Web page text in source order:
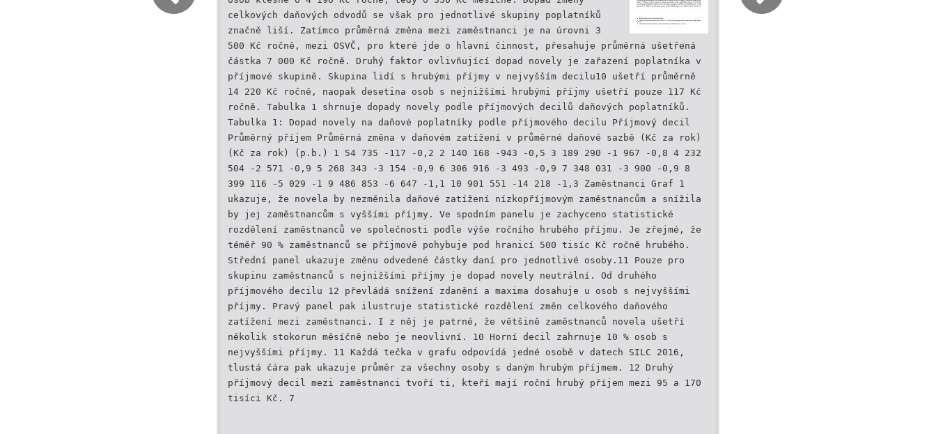
celkových daňových odvodů se však pro jednotlivé skupiny poplatníků
značně liší. Zatímco průměrná změna mezi zaměstnanci je na úrovni 3
500 Kč ročně, mezi OSVČ, pro které jde o hlavní činnost, přesahuje průměrná ušetřená
částka 7 000 Kč ročně. Druhý faktor ovlivňující dopad novely je zařazení poplatníka v
příjmové skupině. Skupina lidí s hrubými příjmy v nejvyšším decilu10 ušetří průměrně
14 220 Kč ročně, naopak desetina osob s nejnižšími hrubými příjmy ušetří pouze 117 Kč
ročně. Tabulka 1 shrnuje dopady novely podle příjmových decilů daňových poplatníků.
Tabulka 1: Dopad novely na daňové poplatníky podle příjmového decilu Příjmový decil
Průměrný příjem Průměrná změna v daňovém zatížení v průměrné daňové sazbě (Kč za rok)
(Kč za rok) (p.b.) 1 54 735 -117 -0,2 2 140 168 -943 -0,5 3 189 290 -1 967 -0,8 4 232
504 -2 571 -0,9 5 268 343 -3 154 -0,9 6 306 916 -3 493 -0,9 7 348 031 -3 900 -0,9 8
399 116 -5 029 -1 9 486 853 -6 647 -1,1 10 901 551 -14 218 -1,3 Zaměstnanci Graf 1
ukazuje, že novela by nezměnila daňové zatížení nízkopříjmovým zaměstnancům a snížila
by jej zaměstnancům s vyššími příjmy. Ve spodním panelu je zachyceno statistické
rozdělení zaměstnanců ve společnosti podle výše ročního hrubého příjmu. Je zřejmé, že
téměř 90 % zaměstnanců se příjmově pohybuje pod hranicí 500 tisíc Kč ročně hrubého.
Střední panel ukazuje změnu odvedené částky daní pro jednotlivé osoby.11 Pouze pro
skupinu zaměstnanců s nejnižšími příjmy je dopad novely neutrální. Od druhého
příjmového decilu 12 převládá snížení zdanění a maxima dosahuje u osob s nejvyššími
příjmy. Pravý panel pak ilustruje statistické rozdělení změn celkového daňového
zatížení mezi zaměstnanci. I z něj je patrné, že většině zaměstnanců novela ušetří
několik stokorun měsíčně nebo je neovlivní. 10 Horní decil zahrnuje 10 % osob s
nejvyššími příjmy. 11 Každá tečka v grafu odpovídá jedné osobě v datech SILC 2016,
tlustá čára pak ukazuje průměr za všechny osoby s daným hrubým příjmem. 12 Druhý
příjmový decil mezi zaměstnanci tvoří ti, kteří mají roční hrubý příjem mezi 95 a 170
tisíci Kč. 7